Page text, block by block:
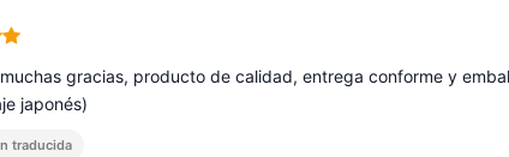
5
gracias, producto de calidad, entrega conforme y
japonés)
traducida